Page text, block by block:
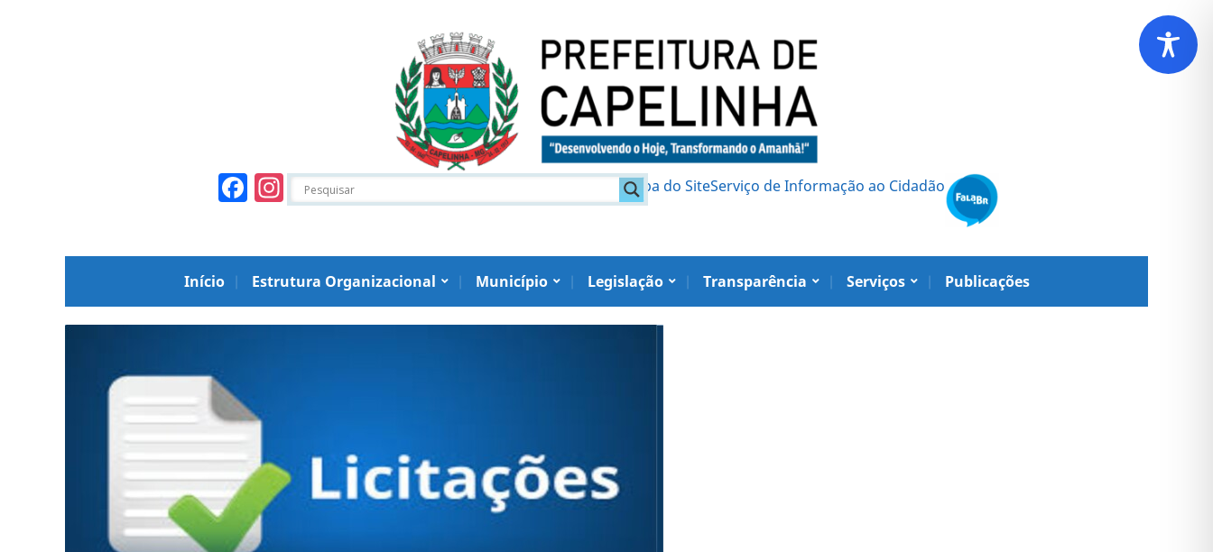
Facebook
Instagram Mapa do SiteServiço de Informação ao Cidadão
Início Estrutura Organizacional Município Legislação Transparência Serviços Publicações